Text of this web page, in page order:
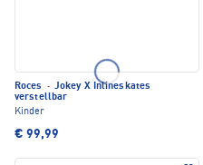
Roces · Jokey X Inlineskates
verstellbar
Kinder
€ 99,99